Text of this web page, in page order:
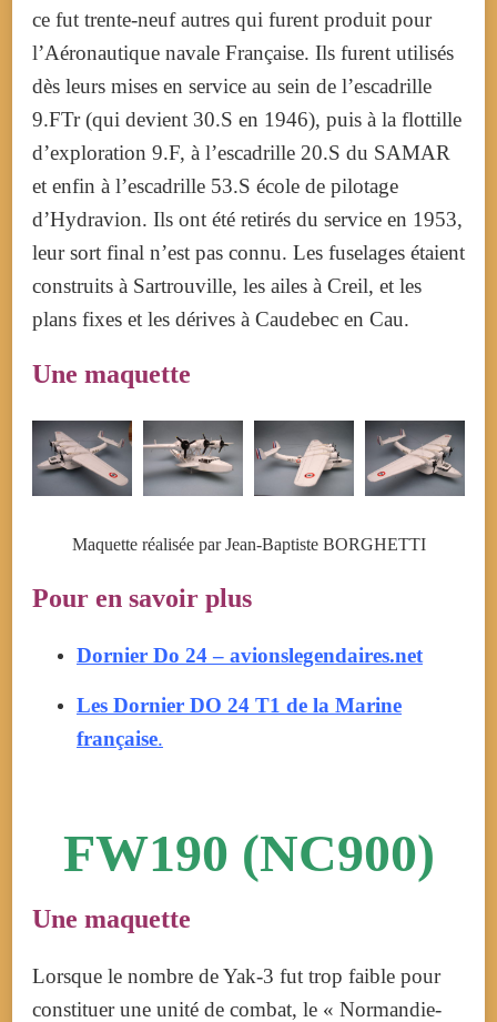
ce fut trente-neuf autres qui furent produit pour
l’Aéronautique navale Française. Ils furent utilisés
dès leurs mises en service au sein de l’escadrille
9.FTr (qui devient 30.S en 1946), puis à la flottille
d’exploration 9.F, à l’escadrille 20.S du SAMAR
et enfin à l’escadrille 53.S école de pilotage
d’Hydravion. Ils ont été retirés du service en 1953,
leur sort final n’est pas connu. Les fuselages étaient
construits à Sartrouville, les ailes à Creil, et les
plans fixes et les dérives à Caudebec en Cau.
Une maquette
Maquette réalisée par Jean-Baptiste BORGHETTI
Pour en savoir plus
Dornier Do 24 – avionslegendaires.net
Les Dornier DO 24 T1 de la Marine
française.
FW190 (NC900)
Une maquette
Lorsque le nombre de Yak-3 fut trop faible pour
constituer une unité de combat, le « Normandie-